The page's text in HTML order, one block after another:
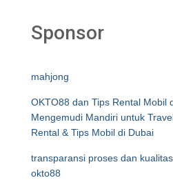
Sponsor
mahjong
OKTO88 dan Tips Rental Mobil
Mengemudi Mandiri untuk
Rental & Tips Mobil di Dubai
transparansi proses dan
okto88